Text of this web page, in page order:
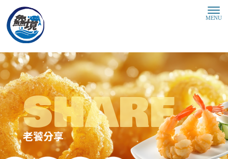
老饕分享